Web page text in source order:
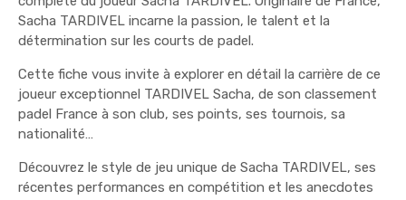
Sacha TARDIVEL incarne la passion, le talent et la
détermination sur les courts de padel.
Cette fiche vous invite à explorer en détail la carrière de ce
joueur exceptionnel TARDIVEL Sacha, de son classement
padel France à son club, ses points, ses tournois, sa
nationalité…
Découvrez le style de jeu unique de Sacha TARDIVEL, ses
récentes performances en compétition et les anecdotes